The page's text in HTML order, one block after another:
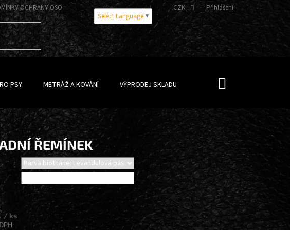
OCHRANY OSOBNÍCH ÚDAJŮ CZK Přihlášení
Select Language ▼
PSY METRÁŽ A KOVÁNÍ VÝPRODEJ SKLADU
ŘEMÍNEK
/ ks